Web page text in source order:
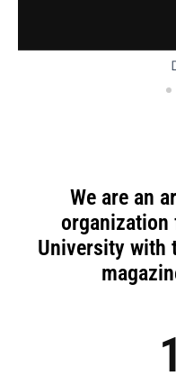
We are an
organization
University with
1